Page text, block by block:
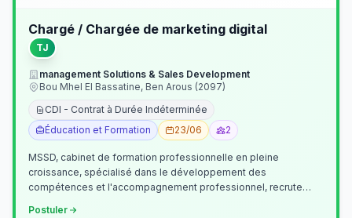
Chargé / Chargée de marketing digital
TJ
management Solutions & Sales Development
Bou Mhel El Bassatine, Ben Arous (2097)
CDI - Contrat à Durée Indéterminée
Éducation et Formation
23/06 2
MSSD, cabinet de formation professionnelle en pleine
croissance, spécialisé dans le développement des
compétences et l'accompagnement professionnel, recrute
Postuler